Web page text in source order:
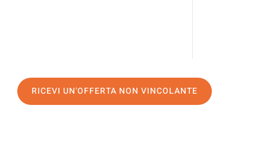
RICEVI UN'OFFERTA NON VINCOLANTE